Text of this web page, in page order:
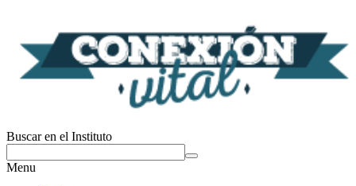
Buscar en el Instituto
Menu